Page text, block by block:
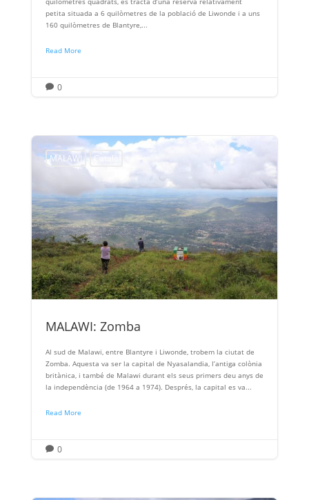
petita situada a 6 quilòmetres de la població de Liwonde i a uns
160 quilòmetres de Blantyre,...
Read More
 0
MALAWI Català
MALAWI: Zomba
Al sud de Malawi, entre Blantyre i Liwonde, trobem la ciutat de
Zomba. Aquesta va ser la capital de Nyasalandia, l’antiga colònia
britànica, i també de Malawi durant els seus primers deu anys de
la independència (de 1964 a 1974). Després, la capital es va...
Read More
 0